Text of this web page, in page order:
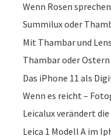
Wenn Rosen
Summilux oder
Mit Thambar und
Thambar oder
Das iPhone 11 als
Wenn es reicht –
Leicalux verändert
Leica 1 Modell A im